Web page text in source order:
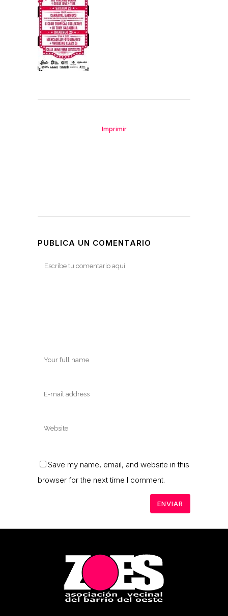
Imprimir
PUBLICA UN COMENTARIO
Save my name, email, and website in this
browser for the next time I comment.